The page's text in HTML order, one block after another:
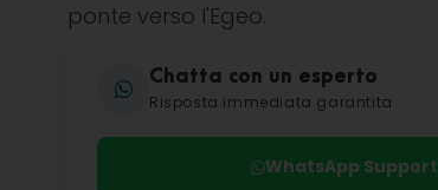
ponte verso l'Egeo.
Chatta con un esperto
Risposta immediata garantita
WhatsApp Support